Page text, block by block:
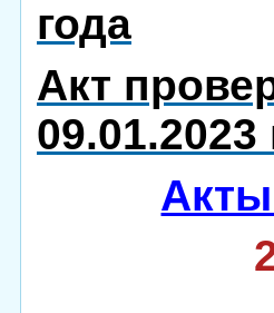
года
Акт
09.01.2023